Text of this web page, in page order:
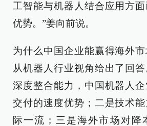
工智能与机器人结合应用方
优势。”姜向前说。
为什么中国企业能赢得海外
从机器人行业视角给出了回
深度整合能力，中国机器人
交付的速度优势；二是技术
际一流；三是海外市场对降